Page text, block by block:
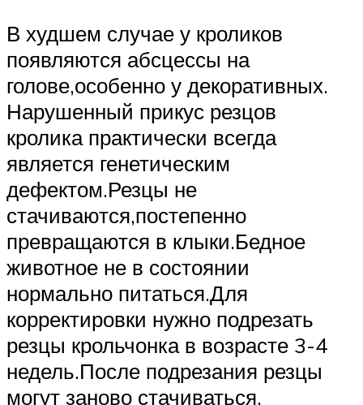
В худшем случае у кроликов
появляются абсцессы на
голове,особенно у декоративных.
Нарушенный прикус резцов
кролика практически всегда
является генетическим
дефектом.Резцы не
стачиваются,постепенно
превращаются в клыки.Бедное
животное не в состоянии
нормально питаться.Для
корректировки нужно подрезать
резцы крольчонка в возрасте 3-4
недель.После подрезания резцы
могут заново стачиваться.